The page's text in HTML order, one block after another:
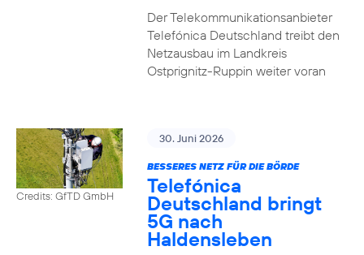
Der Telekommunikationsanbieter
Telefónica Deutschland treibt den
Netzausbau im Landkreis
Ostprignitz-Ruppin weiter voran
Credits: GfTD GmbH
30. Juni 2026
BESSERES NETZ FÜR DIE BÖRDE
Telefónica
Deutschland bringt
5G nach
Haldensleben